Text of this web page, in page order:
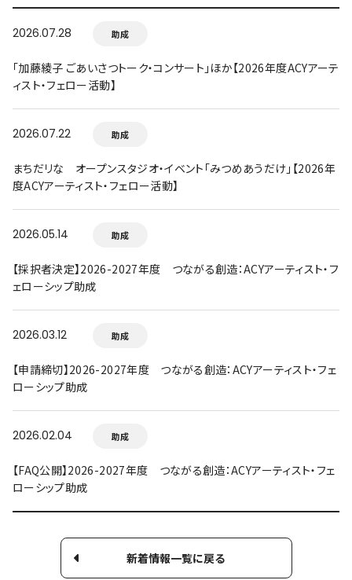
2026.07.28 助成
「加藤綾子 ごあいさつトーク・コンサート」ほか【2026年度ACYアーテ
ィスト・フェロー活動】
2026.07.22 助成
まちだリな オープンスタジオ・イベント「みつめあうだけ」【2026年
度ACYアーティスト・フェロー活動】
2026.05.14 助成
【採択者決定】2026-2027年度 つながる創造：ACYアーティスト・フ
ェローシップ助成
2026.03.12 助成
【申請締切】2026-2027年度 つながる創造：ACYアーティスト・フェ
ローシップ助成
2026.02.04 助成
【FAQ公開】2026-2027年度 つながる創造：ACYアーティスト・フェ
ローシップ助成
新着情報一覧に戻る